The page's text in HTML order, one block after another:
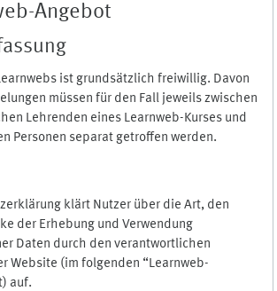
Angebot
ist grundsätzlich freiwillig. Davon
müssen für den Fall jeweils zwischen
Lehrenden eines Learnweb-Kurses und
Personen separat getroffen werden.
klärt Nutzer über die Art, den
der Erhebung und Verwendung
Daten durch den verantwortlichen
Website (im folgenden “Learnweb-
auf.